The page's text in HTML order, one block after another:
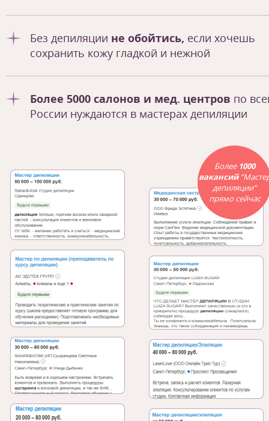
Более 1000
вакансий
депиляции”
прямо сейчас
Без депиляции не обойтись, если хочешь
сохранить кожу гладкой и нежной
Более 5000 салонов и мед. центров по
России нуждаются в мастерах депиляции